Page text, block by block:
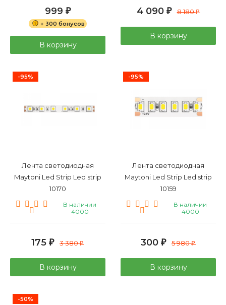
999 ₽
+ 300 бонусов
В корзину
4 090 ₽ 8 180₽
В корзину
-95%
Лента светодиодная
Maytoni Led Strip Led strip
10170
В наличии
4000
175 ₽ 3 380₽
В корзину
-95%
Лента светодиодная
Maytoni Led Strip Led strip
10159
В наличии
4000
300 ₽ 5 980₽
В корзину
-50%